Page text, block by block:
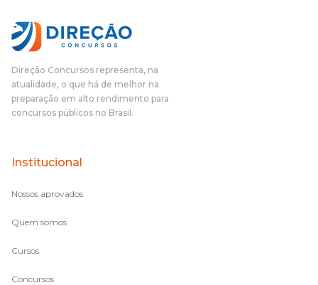
Direção Concursos representa, na
atualidade, o que há de melhor na
preparação em alto rendimento para
concursos públicos no Brasil.
Institucional
Nossos aprovados
Quem somos
Cursos
Concursos